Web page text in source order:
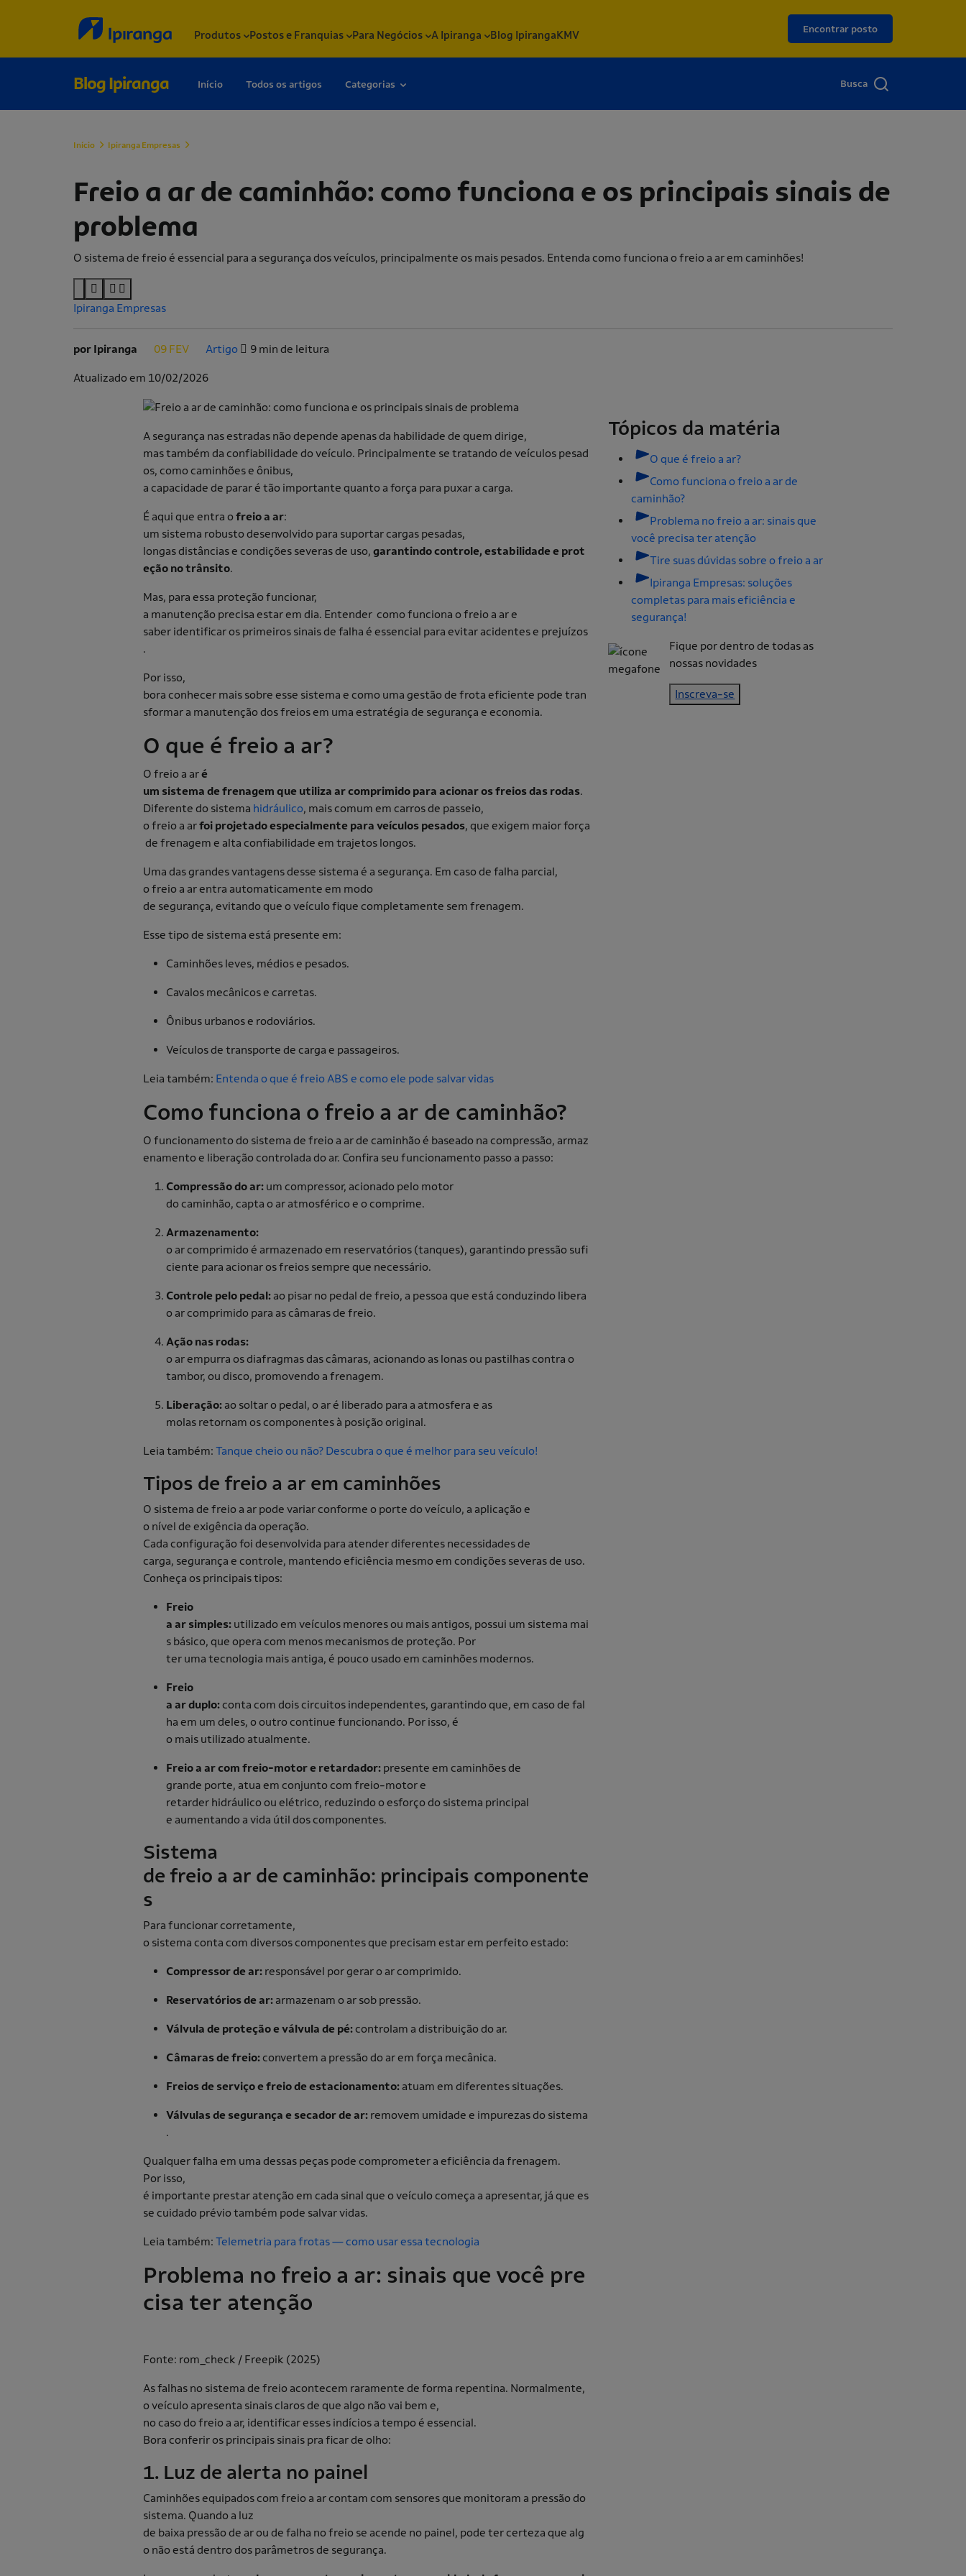
Produtos Postos e Franquias Para Negócios A Ipiranga Blog IpirangaKMV Encontrar posto
Blog Ipiranga Início Todos os artigos Categorias Busca
Início Ipiranga Empresas
Freio a ar de caminhão: como funciona e os principais sinais de
problema
O sistema de freio é essencial para a segurança dos veículos, principalmente os mais pesados. Entenda como funciona o freio a ar em caminhões!
Ipiranga Empresas
por Ipiranga 09 FEV Artigo 9 min de leitura
Atualizado em 10/02/2026
A segurança nas estradas não depende apenas da habilidade de quem dirige,
mas também da confiabilidade do veículo. Principalmente se tratando de veículos pesad
os, como caminhões e ônibus,
a capacidade de parar é tão importante quanto a força para puxar a carga.
É aqui que entra ofreio a ar:
um sistema robusto desenvolvido para suportar cargas pesadas,
longas distâncias e condições severas de uso, garantindo controle, estabilidade e prot
eção no trânsito.
Mas, para essa proteção funcionar,
a manutenção precisa estar em dia. Entender como funciona o freio a ar e
saber identificar os primeiros sinais de falha é essencial para evitar acidentes e prejuízos
.
Por isso,
bora conhecer mais sobre esse sistema e como uma gestão de frota eficiente pode tran
sformar a manutenção dos freios em uma estratégia de segurança e economia.
O que é freio a ar?
O freio a aré
um sistema de frenagem que utiliza ar comprimido para acionar os freios das rodas.
Diferente do sistema hidráulico, mais comum em carros de passeio,
o freio a arfoi projetado especialmente para veículos pesados, que exigem maior força
de frenagem e alta confiabilidade em trajetos longos.
Uma das grandes vantagens desse sistema é a segurança. Em caso de falha parcial,
o freio a ar entra automaticamente em modo
de segurança, evitando que o veículo fique completamente sem frenagem.
Esse tipo de sistema está presente em:
Caminhões leves, médios e pesados.
Cavalos mecânicos e carretas.
Ônibus urbanos e rodoviários.
Veículos de transporte de carga e passageiros.
Leia também: Entenda o que é freio ABS e como ele pode salvar vidas
Como funciona o freio a ar de caminhão?
O funcionamento do sistema de freio a ar de caminhão é baseado na compressão, armaz
enamento e liberação controlada do ar. Confira seu funcionamento passo a passo:
Compressão do ar: um compressor, acionado pelo motor
do caminhão, capta o ar atmosférico e o comprime.
Armazenamento:
o ar comprimido é armazenado em reservatórios (tanques), garantindo pressão sufi
ciente para acionar os freios sempre que necessário.
Controle pelo pedal: ao pisar no pedal de freio, a pessoa que está conduzindo libera
o ar comprimido para as câmaras de freio.
Ação nas rodas:
o ar empurra os diafragmas das câmaras, acionando as lonas ou pastilhas contra o
tambor, ou disco, promovendo a frenagem.
Liberação: ao soltar o pedal, o ar é liberado para a atmosfera e as
molas retornam os componentes à posição original.
Leia também: Tanque cheio ou não? Descubra o que é melhor para seu veículo!
Tipos de freio a ar em caminhões
O sistema de freio a ar pode variar conforme o porte do veículo, a aplicação e
o nível de exigência da operação.
Cada configuração foi desenvolvida para atender diferentes necessidades de
carga, segurança e controle, mantendo eficiência mesmo em condições severas de uso.
Conheça os principais tipos:
Freio
a ar simples: utilizado em veículos menores ou mais antigos, possui um sistema mai
s básico, que opera com menos mecanismos de proteção. Por
ter uma tecnologia mais antiga, é pouco usado em caminhões modernos.
Freio
a ar duplo:conta com dois circuitos independentes, garantindo que, em caso de fal
ha em um deles, o outro continue funcionando. Por isso, é
o mais utilizado atualmente.
Freio a ar com freio-motor e retardador: presente em caminhões de
grande porte, atua em conjunto com freio-motor e
retarder hidráulico ou elétrico, reduzindo o esforço do sistema principal
e aumentando a vida útil dos componentes.
Sistema
de freio a ar de caminhão: principais componente
s
Para funcionar corretamente,
o sistema conta com diversos componentes que precisam estar em perfeito estado:
Compressor de ar: responsável por gerar o ar comprimido.
Reservatórios de ar: armazenam o ar sob pressão.
Válvula de proteção e válvula de pé:controlam a distribuição do ar.
Câmaras de freio:convertem a pressão do ar em força mecânica.
Freios de serviço e freio de estacionamento: atuam em diferentes situações.
Válvulas de segurança e secador de ar: removem umidade e impurezas do sistema
.
Qualquer falha em uma dessas peças pode comprometer a eficiência da frenagem.
Por isso,
é importante prestar atenção em cada sinal que o veículo começa a apresentar, já que es
se cuidado prévio também pode salvar vidas.
Leia também: Telemetria para frotas — como usar essa tecnologia
Problema no freio a ar: sinais que você pre
cisa ter atenção
Fonte: rom_check / Freepik (2025)
As falhas no sistema de freio acontecem raramente de forma repentina. Normalmente,
o veículo apresenta sinais claros de que algo não vai bem e,
no caso do freio a ar, identificar esses indícios a tempo é essencial.
Bora conferir os principais sinais pra ficar de olho:
1. Luz de alerta no painel
Caminhões equipados com freio a ar contam com sensores que monitoram a pressão do
sistema. Quando a luz
de baixa pressão de ar ou de falha no freio se acende no painel, pode ter certeza que alg
o não está dentro dos parâmetros de segurança.
Tópicos da matéria
O que é freio a ar?
Como funciona o freio a ar de
caminhão?
Problema no freio a ar: sinais que
você precisa ter atenção
Tire suas dúvidas sobre o freio a ar
Ipiranga Empresas: soluções
completas para mais eficiência e
segurança!
Fique por dentro de todas as
nossas novidades
Inscreva-se